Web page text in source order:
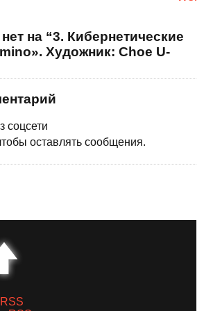
на “3. Кибернетические
Художник: Choe U-
соцсети
оставлять сообщения.